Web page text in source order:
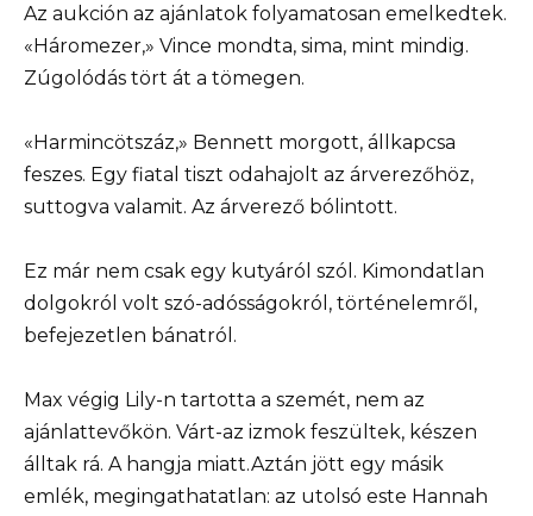
Az aukción az ajánlatok folyamatosan emelkedtek.
«Háromezer,» Vince mondta, sima, mint mindig.
Zúgolódás tört át a tömegen.
«Harmincötszáz,» Bennett morgott, állkapcsa
feszes. Egy fiatal tiszt odahajolt az árverezőhöz,
suttogva valamit. Az árverező bólintott.
Ez már nem csak egy kutyáról szól. Kimondatlan
dolgokról volt szó-adósságokról, történelemről,
befejezetlen bánatról.
Max végig Lily-n tartotta a szemét, nem az
ajánlattevőkön. Várt-az izmok feszültek, készen
álltak rá. A hangja miatt.Aztán jött egy másik
emlék, megingathatatlan: az utolsó este Hannah